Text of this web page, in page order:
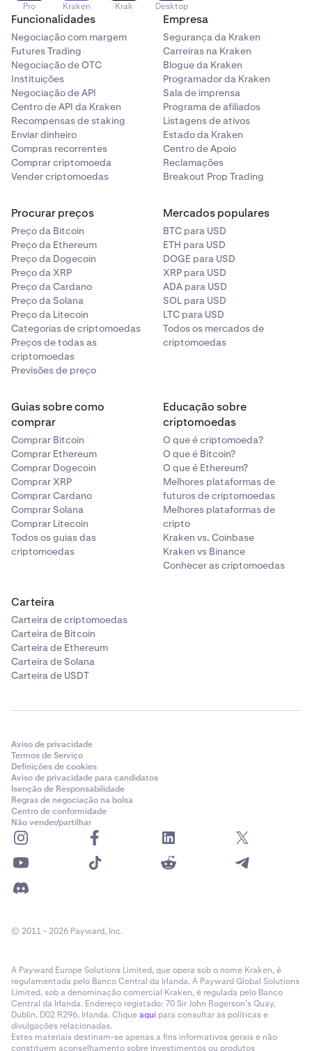
Pro Kraken Krak Desktop
Funcionalidades
Negociação com margem
Futures Trading
Negociação de OTC
Instituições
Negociação de API
Centro de API da Kraken
Recompensas de staking
Enviar dinheiro
Compras recorrentes
Comprar criptomoeda
Vender criptomoedas
Empresa
Segurança da Kraken
Carreiras na Kraken
Blogue da Kraken
Programador da Kraken
Sala de imprensa
Programa de afiliados
Listagens de ativos
Estado da Kraken
Centro de Apoio
Reclamações
Breakout Prop Trading
Procurar preços
Preço da Bitcoin
Preço da Ethereum
Preço da Dogecoin
Preço da XRP
Preço da Cardano
Preço da Solana
Preço da Litecoin
Categorias de criptomoedas
Preços de todas as
criptomoedas
Previsões de preço
Mercados populares
BTC para USD
ETH para USD
DOGE para USD
XRP para USD
ADA para USD
SOL para USD
LTC para USD
Todos os mercados de
criptomoedas
Guias sobre como
comprar
Comprar Bitcoin
Comprar Ethereum
Comprar Dogecoin
Comprar XRP
Comprar Cardano
Comprar Solana
Comprar Litecoin
Todos os guias das
criptomoedas
Educação sobre
criptomoedas
O que é criptomoeda?
O que é Bitcoin?
O que é Ethereum?
Melhores plataformas de
futuros de criptomoedas
Melhores plataformas de
cripto
Kraken vs. Coinbase
Kraken vs Binance
Conhecer as criptomoedas
Carteira
Carteira de criptomoedas
Carteira de Bitcoin
Carteira de Ethereum
Carteira de Solana
Carteira de USDT
Aviso de privacidade
Termos de Serviço
Definições de cookies
Aviso de privacidade para candidatos
Isenção de Responsabilidade
Regras de negociação na bolsa
Centro de conformidade
Não vender/partilhar
© 2011 - 2026 Payward, Inc.
A Payward Europe Solutions Limited, que opera sob o nome Kraken, é
regulamentada pelo Banco Central da Irlanda. A Payward Global Solutions
Limited, sob a denominação comercial Kraken, é regulada pelo Banco
Central da Irlanda. Endereço registado: 70 Sir John Rogerson’s Quay,
Dublin, D02 R296, Irlanda. Cliqueaqui para consultar as políticas e
divulgações relacionadas.
Estes materiais destinam-se apenas a fins informativos gerais e não
constituem aconselhamento sobre investimentos ou produtos